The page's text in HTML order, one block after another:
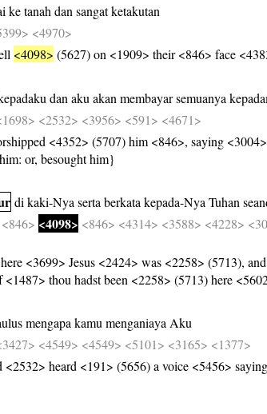
ketanah dan sangatketakutan
<4970>
<4098> (5627) on <1909> their <846> face
dan aku akan membayarsemuanya
<2532> <3956> <591> <4671>
<4352> (5707) him <846>, saying
or, besought him}
di kaki-Nya serta berkata kepada-Nya Tuhan
<846> <4098> <846> <4314> <3588> <4228>
<3699> Jesus <2424> was <2258> (5713),
thou hadst been <2258> (5713) here
mengapa kamu menganiaya Aku
<4549> <4549> <5101> <3165> <1377>
heard <191> (5656) a voice <5456>